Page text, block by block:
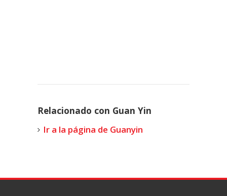
Relacionado con Guan Yin
Ir a la página de Guanyin